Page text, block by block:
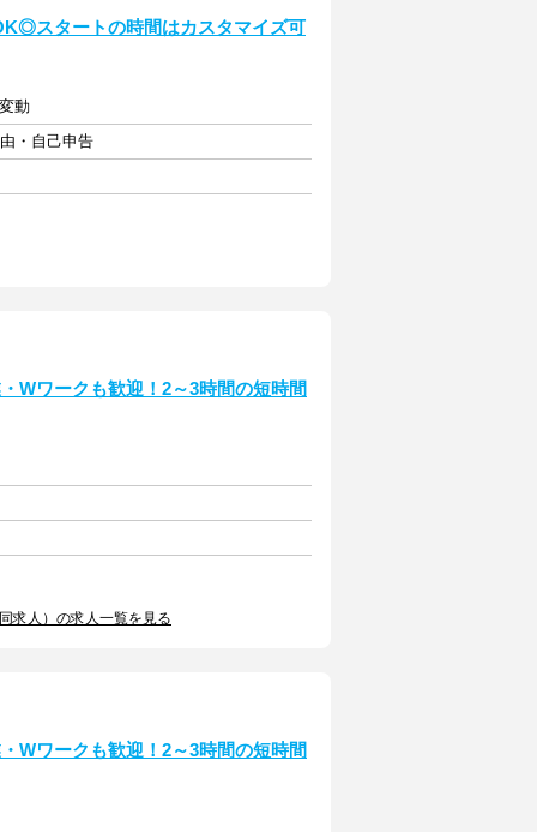
スタートの時間はカスタマイズ可
動
・自己申告
Wワークも歓迎！2～3時間の短時間
求人）の求人一覧を見る
Wワークも歓迎！2～3時間の短時間